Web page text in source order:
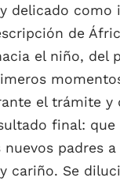
delicado como
de
el niño, del
el trámite y
final: que
nuevos padres
cariño. Se